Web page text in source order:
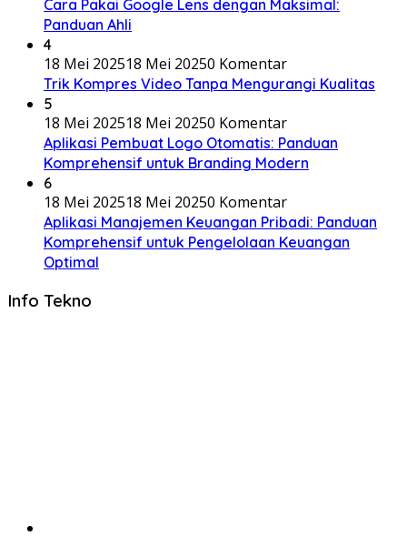
Cara Pakai Google Lens dengan Maksimal:
Panduan Ahli
4
18 Mei 202518 Mei 20250 Komentar
Trik Kompres Video Tanpa Mengurangi Kualitas
5
18 Mei 202518 Mei 20250 Komentar
Aplikasi Pembuat Logo Otomatis: Panduan
Komprehensif untuk Branding Modern
6
18 Mei 202518 Mei 20250 Komentar
Aplikasi Manajemen Keuangan Pribadi: Panduan
Komprehensif untuk Pengelolaan Keuangan
Optimal
Info Tekno